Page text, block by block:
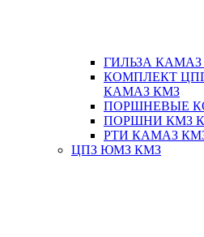
ГИЛЬЗА
КОМПЛЕКТ
КАМАЗ КМЗ
ПОРШНЕВЫЕ
ПОРШНИ КМЗ
РТИ КАМАЗ
ЦПЗ ЮМЗ КМЗ